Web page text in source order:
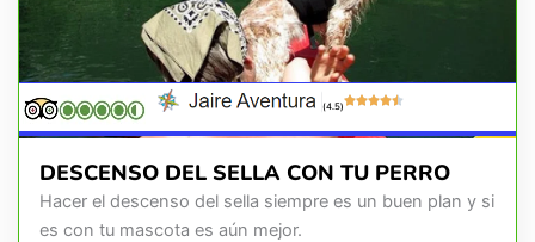
(4.5)
DESCENSO DEL SELLA CON TU PERRO
Hacer el descenso del sella siempre es un buen plan y si
es con tu mascota es aún mejor.